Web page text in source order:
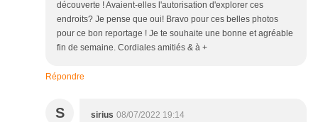
découverte ! Avaient-elles l'autorisation d'explorer ces
endroits? Je pense que oui! Bravo pour ces belles photos
pour ce bon reportage ! Je te souhaite une bonne et agréable
fin de semaine. Cordiales amitiés & à +
Répondre
S sirius 08/07/2022 19:14